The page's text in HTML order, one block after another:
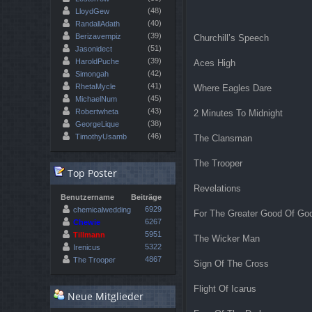
Churchill’s Speech
Aces High
Where Eagles Dare
2 Minutes To Midnight
The Clansman
The Trooper
Revelations
For The Greater Good Of
The Wicker Man
Sign Of The Cross
Flight Of Icarus
LloydGew
(48)
RandallAdath
(40)
Berizavempiz
(39)
Jasonidect
(51)
HaroldPuche
(39)
Simongah
(42)
RhetaMycle
(41)
MichaelNum
(45)
Robertwheta
(43)
GeorgeLique
(38)
TimothyUsamb
(46)
Top Poster
Benutzername
Beiträge
chemicalwedding
6929
Chewie
6267
Tillmann
5951
Irenicus
5322
The Trooper
4867
Neue Mitglieder